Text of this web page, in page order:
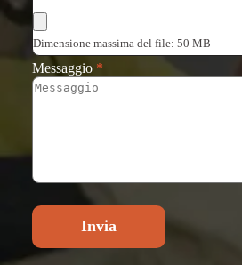
Dimensione massima del file: 50 MB
Messaggio *
Invia